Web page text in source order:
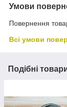
Умови
Повернення
Всі умови
Подібні